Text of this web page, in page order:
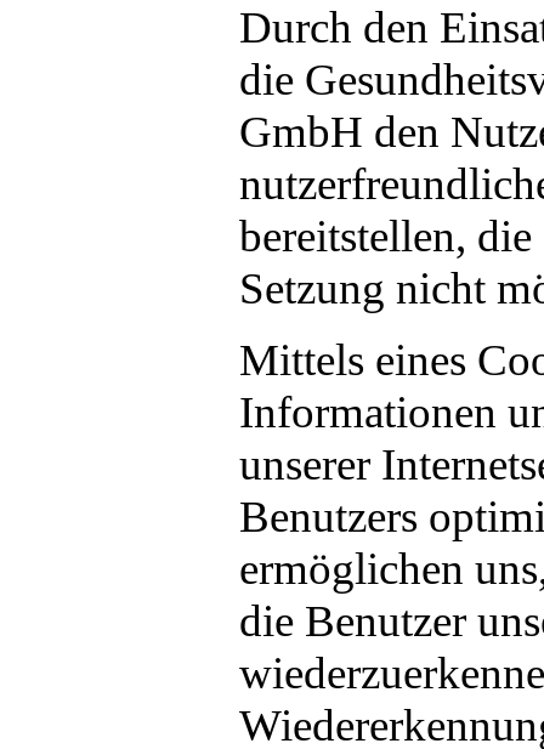
Durch den
die
GmbH den
bereitstellen,
Setzung nicht
Mittels eines
Informationen
unserer
Benutzers
ermöglichen
die Benutzer